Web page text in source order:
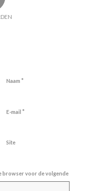
Naam*
E-mail*
Site
browser voor de volgende